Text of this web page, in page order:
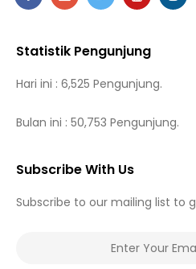
Statistik Pengunjung
Hari ini : 6,525 Pengunjung.
Bulan ini : 50,753 Pengunjung.
Subscribe With Us
Subscribe to our mailing list to